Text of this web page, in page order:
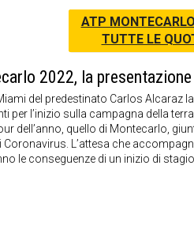
ATP
TUTTE LE
2022, la presentazione
del predestinato Carlos Alcaraz
per l’inizio sulla campagna della
dell’anno, quello di Montecarlo,
L’attesa che
le conseguenze di un inizio di